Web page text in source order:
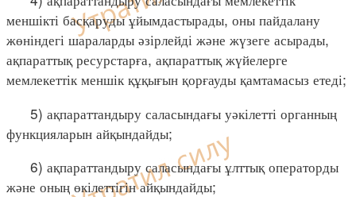
меншікті басқаруды ұйымдастырады, оны пайдалану
жөніндегі шараларды әзірлейді және жүзеге асырады,
ақпараттық ресурстарға, ақпараттық жүйелерге
мемлекеттік меншік құқығын қорғауды қамтамасыз етеді;
5) ақпараттандыру саласындағы уәкілетті органның
функцияларын айқындайды;
6) ақпараттандыру саласындағы ұлттық операторды
және оның өкілеттігін айқындайды;